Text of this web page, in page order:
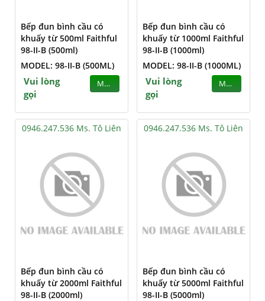
Bếp đun bình cầu có
khuấy từ 500ml Faithful
98-II-B (500ml)
MODEL: 98-II-B (500ML)
Vui lòng
gọi
MUA
Bếp đun bình cầu có
khuấy từ 1000ml Faithful
98-II-B (1000ml)
MODEL: 98-II-B (1000ML)
Vui lòng
gọi
MUA
0946.247.536 Ms. Tô Liên
Bếp đun bình cầu có
khuấy từ 2000ml Faithful
98-II-B (2000ml)
0946.247.536 Ms. Tô Liên
Bếp đun bình cầu có
khuấy từ 5000ml Faithful
98-II-B (5000ml)